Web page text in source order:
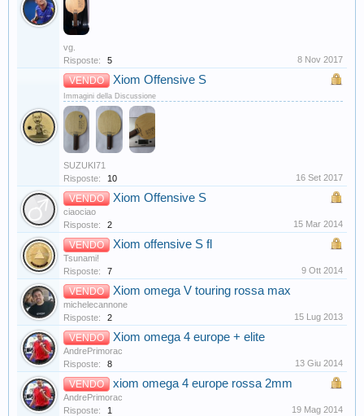
vg.
Risposte:
5 8 Nov 2017
VENDO Xiom Offensive S
Immagini della Discussione
SUZUKI71
Risposte:
10 16 Set 2017
VENDO Xiom Offensive S
ciaociao
Risposte:
2 15 Mar 2014
VENDO Xiom offensive S fl
Tsunami!
Risposte:
7 9 Ott 2014
VENDO Xiom omega V touring rossa max
michelecannone
Risposte:
2 15 Lug 2013
VENDO Xiom omega 4 europe + elite
AndrePrimorac
Risposte:
8 13 Giu 2014
VENDO xiom omega 4 europe rossa 2mm
AndrePrimorac
Risposte:
1 19 Mag 2014